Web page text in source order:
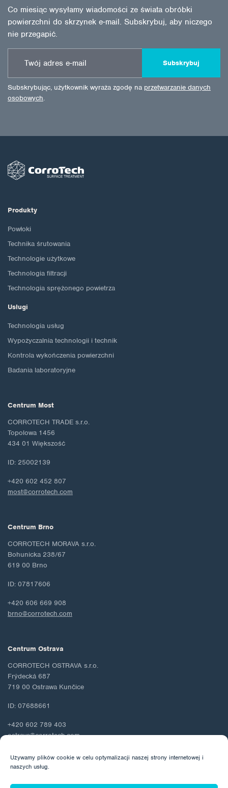
Używamy plików cookie w celu optymalizacji naszej strony internetowej i
naszych usług.
Co miesiąc wysyłamy wiadomości ze świata obróbki
powierzchni do skrzynek e-mail. Subskrybuj, aby niczego
nie przegapić.
Subskrybuj
Subskrybując, użytkownik wyraża zgodę na przetwarzanie danych
osobowych.
Produkty
Powłoki
Technika śrutowania
Technologie użytkowe
Technologia filtracji
Technologia sprężonego powietrza
Usługi
Technologia usług
Wypożyczalnia technologii i technik
Kontrola wykończenia powierzchni
Badania laboratoryjne
Centrum Most
CORROTECH TRADE s.r.o.
Topolowa 1456
434 01 Większość
ID: 25002139
+420 602 452 807
most@corrotech.com
Centrum Brno
CORROTECH MORAVA s.r.o.
Bohunicka 238/67
619 00 Brno
ID: 07817606
+420 606 669 908
brno@corrotech.com
Centrum Ostrava
CORROTECH OSTRAVA s.r.o.
Frýdecká 687
719 00 Ostrawa Kunčice
ID: 07688661
+420 602 789 403
ostrava@corrotech.com